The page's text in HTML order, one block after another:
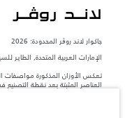
جاكوار لاند روڨر المحدودة: 2026
الإمارات العربية المتحدة, الطاير
تعكس الأوزان المذكورة مواصفات
العناصر المثبتة بعد نقطة التصنيع